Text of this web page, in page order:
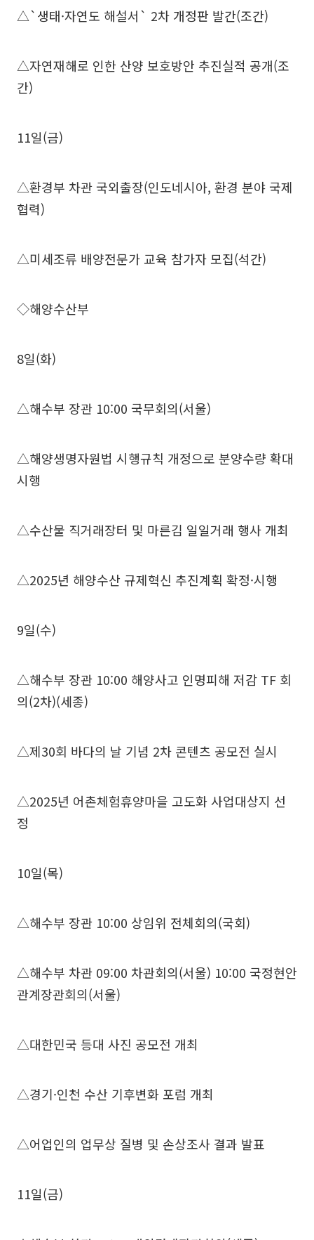
△`생태·자연도 해설서` 2차 개정판 발간(조간)
△자연재해로 인한 산양 보호방안 추진실적 공개(조
간)
11일(금)
△환경부 차관 국외출장(인도네시아, 환경 분야 국제
협력)
△미세조류 배양전문가 교육 참가자 모집(석간)
◇해양수산부
8일(화)
△해수부 장관 10:00 국무회의(서울)
△해양생명자원법 시행규칙 개정으로 분양수량 확대
시행
△수산물 직거래장터 및 마른김 일일거래 행사 개최
△2025년 해양수산 규제혁신 추진계획 확정·시행
9일(수)
△해수부 장관 10:00 해양사고 인명피해 저감 TF 회
의(2차)(세종)
△제30회 바다의 날 기념 2차 콘텐츠 공모전 실시
△2025년 어촌체험휴양마을 고도화 사업대상지 선
정
10일(목)
△해수부 장관 10:00 상임위 전체회의(국회)
△해수부 차관 09:00 차관회의(서울) 10:00 국정현안
관계장관회의(서울)
△대한민국 등대 사진 공모전 개최
△경기·인천 수산 기후변화 포럼 개최
△어업인의 업무상 질병 및 손상조사 결과 발표
11일(금)